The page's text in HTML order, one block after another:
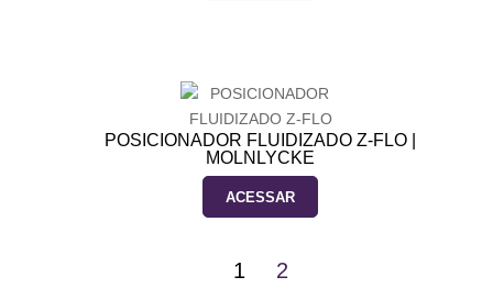
POSICIONADOR FLUIDIZADO Z-FLO |
MOLNLYCKE
ACESSAR
1 2